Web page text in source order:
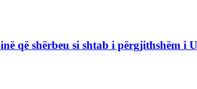
që shërbeu si shtab i përgjithshëm i